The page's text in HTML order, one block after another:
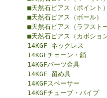
■天然石ピアス（ポイント）
■天然石ピアス（ボール）
■天然石ピアス（ラフスト
■天然石ピアス（カボション
14KGF ネックレス
14KGFチェーン・鎖
14KGFパーツ金具
14KGF 留め具
14KGFスペーサー
14KGFチューブ・パイプ